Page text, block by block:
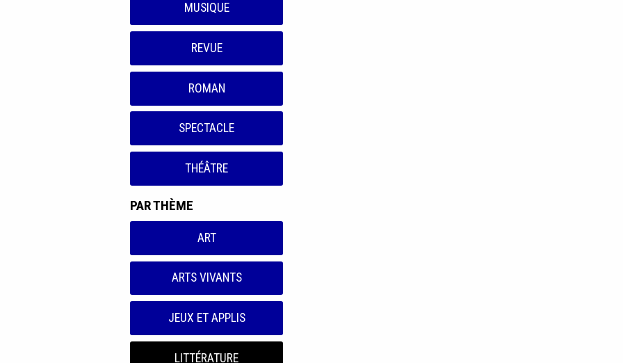
MUSIQUE
REVUE
ROMAN
SPECTACLE
THÉÂTRE
PAR THÈME
ART
ARTS VIVANTS
JEUX ET APPLIS
LITTÉRATURE